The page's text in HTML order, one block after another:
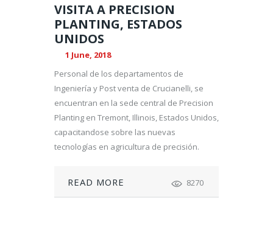
VISITA A PRECISION
PLANTING, ESTADOS
UNIDOS
1 June, 2018
Personal de los departamentos de
Ingeniería y Post venta de Crucianelli, se
encuentran en la sede central de Precision
Planting en Tremont, Illinois, Estados Unidos,
capacitandose sobre las nuevas
tecnologías en agricultura de precisión.
READ MORE 8270